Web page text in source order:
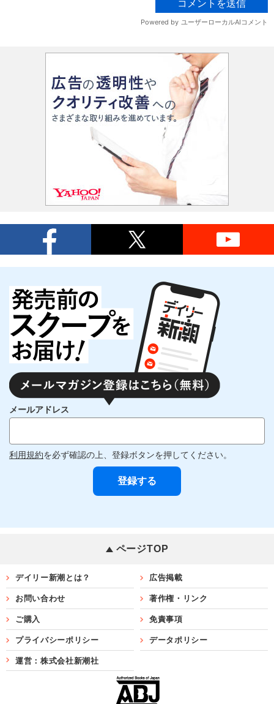
メールアドレス
利用規約を必ず確認の上、登録ボタンを押してください。
ページTOP
デイリー新潮とは？ 広告掲載
お問い合わせ 著作権・リンク
ご購入 免責事項
プライバシーポリシー データポリシー
運営：株式会社新潮社